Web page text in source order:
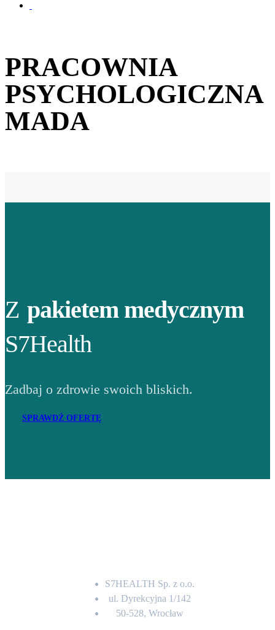
PRACOWNIA
PSYCHOLOGICZNA
MADA
Z pakietem medycznym
S7Health
Zadbaj o zdrowie swoich bliskich.
SPRAWDŹ OFERTĘ
S7HEALTH Sp. z o.o.
ul. Dyrekcyjna 1/142
50-528, Wrocław